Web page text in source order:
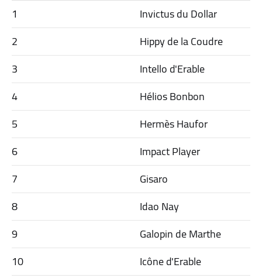
1
Invictus du Dollar
2
Hippy de la Coudre
3
Intello d'Erable
4
Hélios Bonbon
5
Hermès Haufor
6
Impact Player
7
Gisaro
8
Idao Nay
9
Galopin de Marthe
10
Icône d'Erable